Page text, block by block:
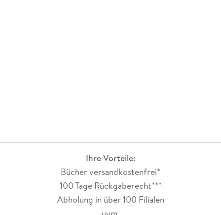
Ihre Vorteile:
Bücher versandkostenfrei*
100 Tage Rückgaberecht***
Abholung in über 100 Filialen